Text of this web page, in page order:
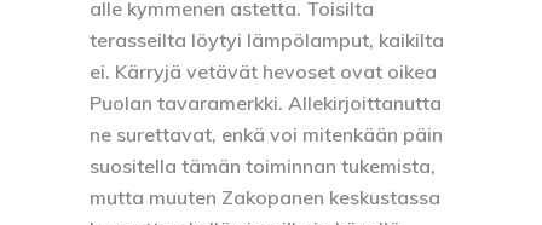
alle kymmenen astetta. Toisilta
terasseilta löytyi lämpölamput, kaikilta
ei. Kärryjä vetävät hevoset ovat oikea
Puolan tavaramerkki. Allekirjoittanutta
ne surettavat, enkä voi mitenkään päin
suositella tämän toiminnan tukemista,
mutta muuten Zakopanen keskustassa